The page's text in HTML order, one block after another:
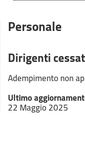
Personale
Dirigenti
Adempimento non
Ultimo
22 Maggio 2025